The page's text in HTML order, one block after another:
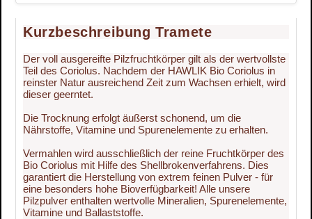
Kurzbeschreibung Tramete
Der voll ausgereifte Pilzfruchtkörper gilt als der wertvollste
Teil des Coriolus. Nachdem der HAWLIK Bio Coriolus in
reinster Natur ausreichend Zeit zum Wachsen erhielt, wird
dieser geerntet.
Die Trocknung erfolgt äußerst schonend, um die
Nährstoffe, Vitamine und Spurenelemente zu erhalten.
Vermahlen wird ausschließlich der reine Fruchtkörper des
Bio Coriolus mit Hilfe des Shellbrokenverfahrens. Dies
garantiert die Herstellung von extrem feinen Pulver - für
eine besonders hohe Bioverfügbarkeit! Alle unsere
Pilzpulver enthalten wertvolle Mineralien, Spurenelemente,
Vitamine und Ballaststoffe.